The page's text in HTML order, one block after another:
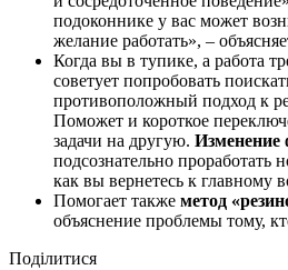
подоконнике у вас может
желание работать», –
Когда вы в тупике, а работа
советует попробовать
противоположный подход к
Поможет и короткое
задачи на другую. Изменение
подсознательно проработать
как вы вернетесь к главному
Помогает также метод
объяснение проблемы тому,
Поділитися